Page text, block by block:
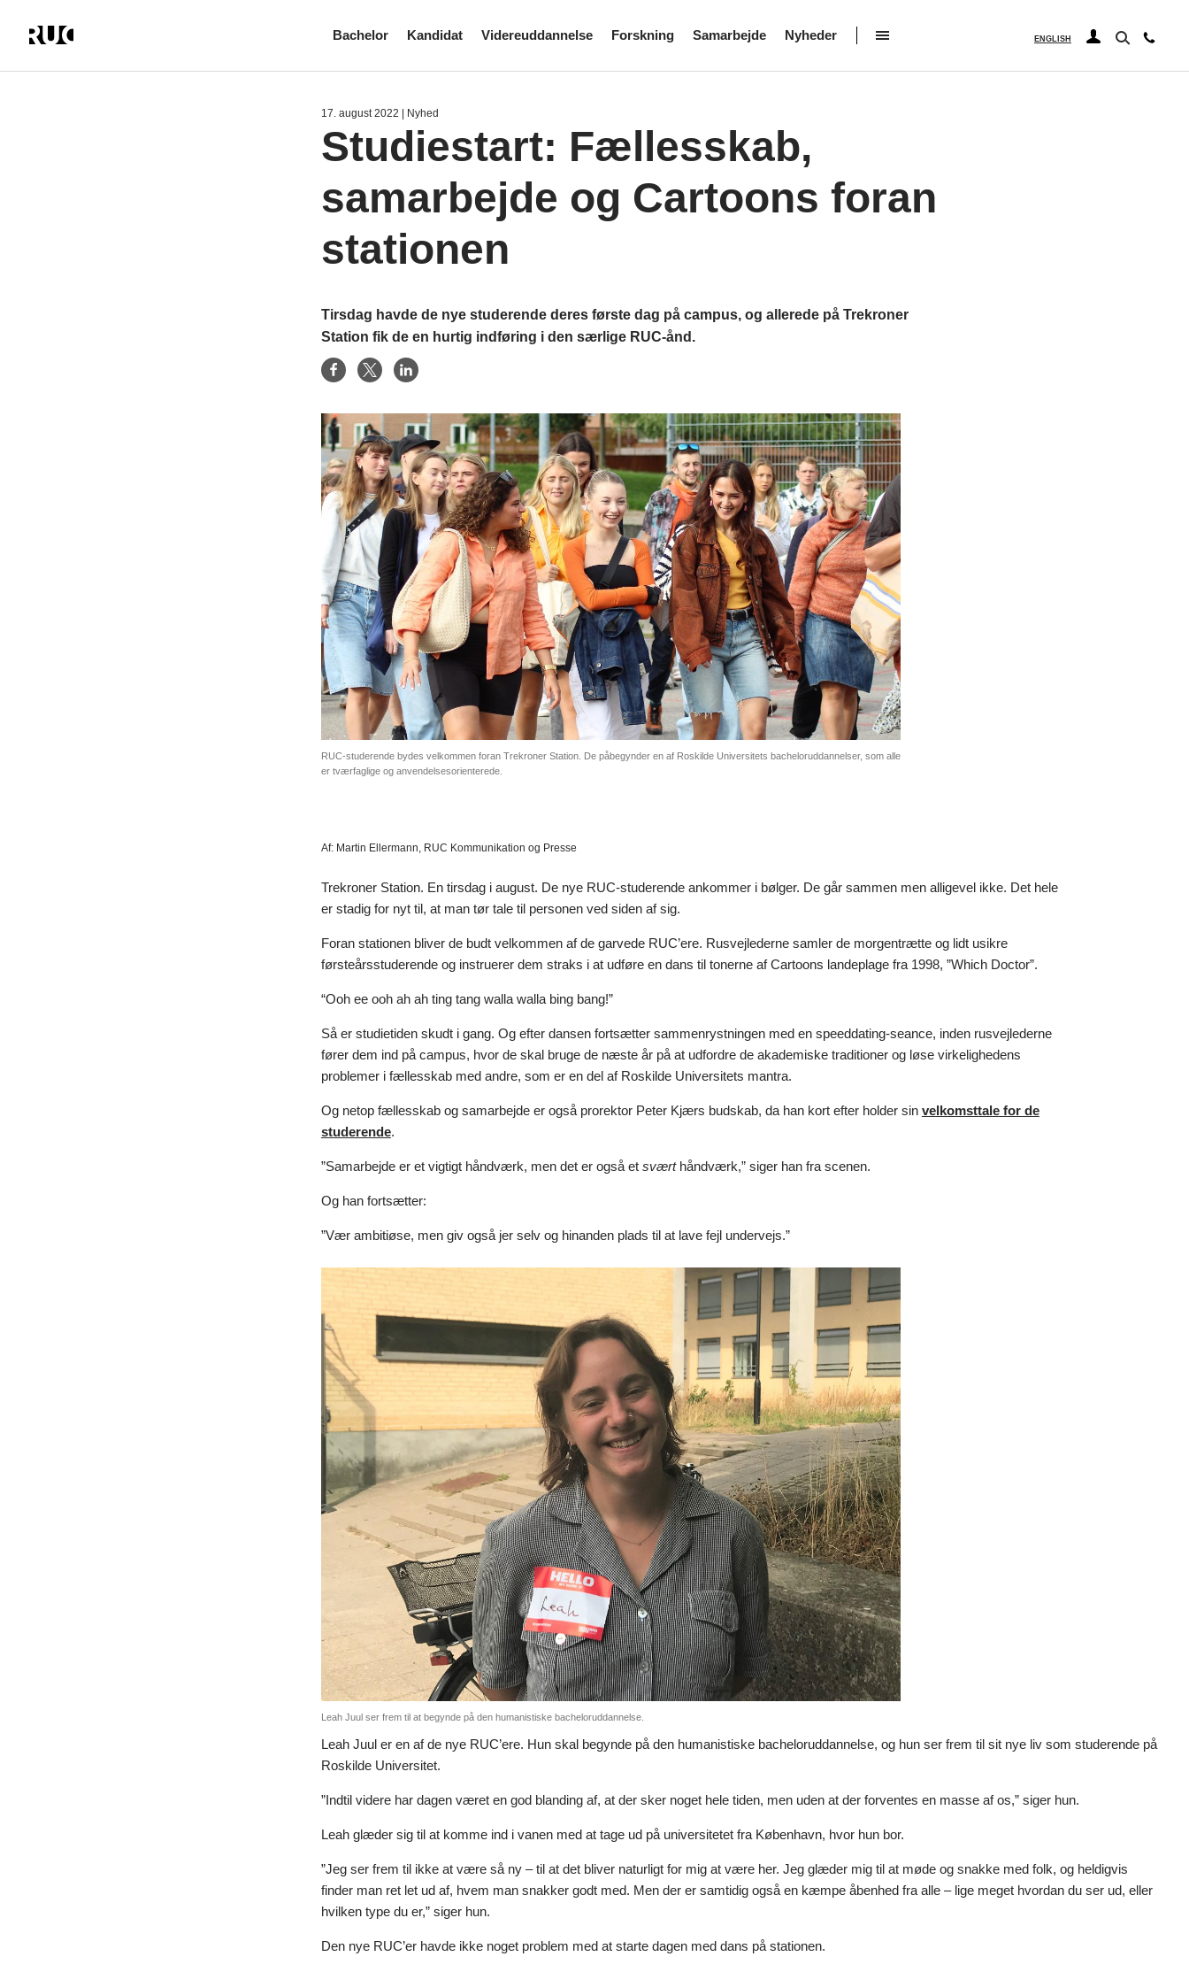
Bachelor Kandidat Videreuddannelse Forskning Samarbejde Nyheder ENGLISH
17. august 2022 | Nyhed
Studiestart: Fællesskab,
samarbejde og Cartoons foran
stationen
Tirsdag havde de nye studerende deres første dag på campus, og allerede på Trekroner
Station fik de en hurtig indføring i den særlige RUC-ånd.
RUC-studerende bydes velkommen foran Trekroner Station. De påbegynder en af Roskilde Universitets bacheloruddannelser, som alle
er tværfaglige og anvendelsesorienterede.
Af:Martin Ellermann, RUC Kommunikation og Presse
Trekroner Station. En tirsdag i august. De nye RUC-studerende ankommer i bølger. De går sammen men alligevel ikke. Det hele
er stadig for nyt til, at man tør tale til personen ved siden af sig.
Foran stationen bliver de budt velkommen af de garvede RUC’ere. Rusvejlederne samler de morgentrætte og lidt usikre
førsteårsstuderende og instruerer dem straks i at udføre en dans til tonerne af Cartoons landeplage fra 1998, ”Which Doctor”.
“Ooh ee ooh ah ah ting tang walla walla bing bang!”
Så er studietiden skudt i gang. Og efter dansen fortsætter sammenrystningen med en speeddating-seance, inden rusvejlederne
fører dem ind på campus, hvor de skal bruge de næste år på at udfordre de akademiske traditioner og løse virkelighedens
problemer i fællesskab med andre, som er en del af Roskilde Universitets mantra.
Og netop fællesskab og samarbejde er også prorektor Peter Kjærs budskab, da han kort efter holder sin velkomsttale for de
studerende.
”Samarbejde er et vigtigt håndværk, men det er også et sværthåndværk,” siger han fra scenen.
Og han fortsætter:
”Vær ambitiøse, men giv også jer selv og hinanden plads til at lave fejl undervejs.”
Leah Juul ser frem til at begynde på den humanistiske bacheloruddannelse.
Leah Juul er en af de nye RUC’ere. Hun skal begynde på den humanistiske bacheloruddannelse, og hun ser frem til sit nye liv som studerende på
Roskilde Universitet.
”Indtil videre har dagen været en god blanding af, at der sker noget hele tiden, men uden at der forventes en masse af os,” siger hun.
Leah glæder sig til at komme ind i vanen med at tage ud på universitetet fra København, hvor hun bor.
”Jeg ser frem til ikke at være så ny – til at det bliver naturligt for mig at være her. Jeg glæder mig til at møde og snakke med folk, og heldigvis
finder man ret let ud af, hvem man snakker godt med. Men der er samtidig også en kæmpe åbenhed fra alle – lige meget hvordan du ser ud, eller
hvilken type du er,” siger hun.
Den nye RUC’er havde ikke noget problem med at starte dagen med dans på stationen.